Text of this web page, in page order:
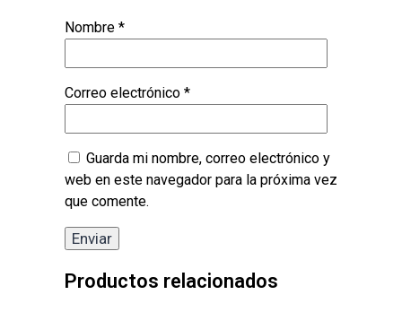
Nombre *
Correo electrónico *
Guarda mi nombre, correo electrónico y
web en este navegador para la próxima vez
que comente.
Productos relacionados